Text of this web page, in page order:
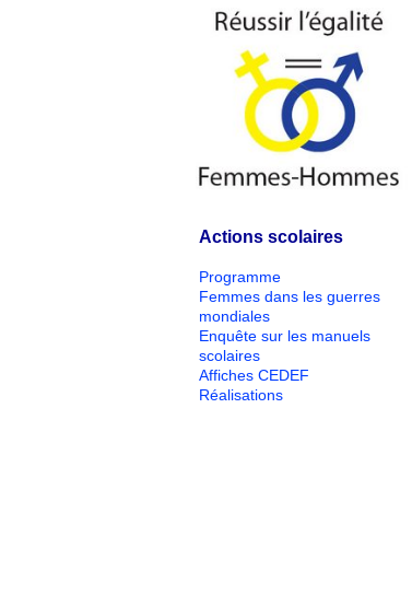
Actions scolaires
Programme
Femmes dans les guerres
mondiales
Enquête sur les manuels
scolaires
Affiches CEDEF
Réalisations